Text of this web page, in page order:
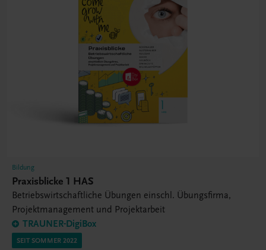
Bildung
Praxisblicke 1 HAS
Betriebswirtschaftliche Übungen einschl. Übungsfirma,
Projektmanagement und Projektarbeit
TRAUNER-DigiBox
SEIT SOMMER 2022